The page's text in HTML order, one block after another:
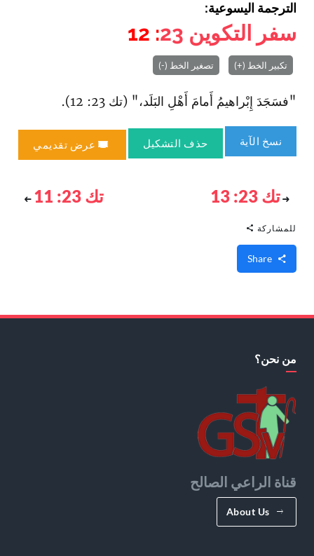
الترجمة اليسوعية:
سفر التكوين 23
: 12
تكبير الخط (+) تصغير الخط (-)
"فسَجَدَ إِبْراهيمُ أَمامَ أَهْلِ البَلَد،" (تك 23: 12).
نسخ الآية حذف التشكيل عرض تقديمي
تك 23: 13 تك 23: 11
للمشاركة
من نحن؟
قناة الراعي الصالح
About Us